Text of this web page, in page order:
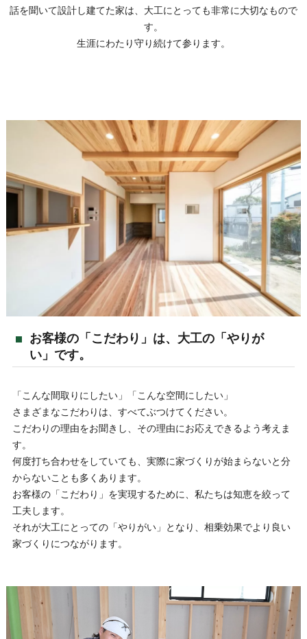
話を聞いて設計し建てた家は、大工にとっても非常に大切なもので
す。
生涯にわたり守り続けて参ります。
お客様の「こだわり」は、大工の「やりが
い」です。
「こんな間取りにしたい」「こんな空間にしたい」
さまざまなこだわりは、すべてぶつけてください。
こだわりの理由をお聞きし、その理由にお応えできるよう考えま
す。
何度打ち合わせをしていても、実際に家づくりが始まらないと分
からないことも多くあります。
お客様の「こだわり」を実現するために、私たちは知恵を絞って
工夫します。
それが大工にとっての「やりがい」となり、相乗効果でより良い
家づくりにつながります。